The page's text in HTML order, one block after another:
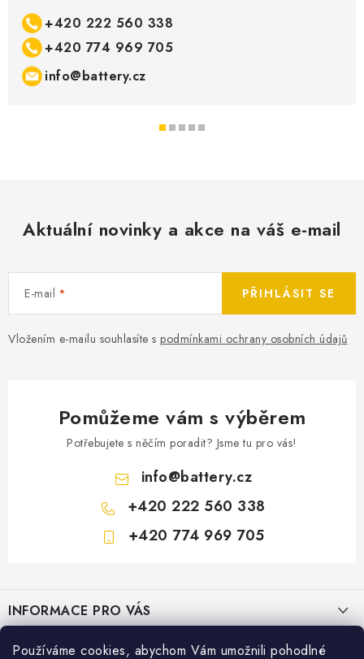
Používáme cookies, abychom Vám umožnili pohodlné
+420 222 560 338
+420 774 969 705
info@battery.cz
Aktuální novinky a akce na váš e-mail
E-mail
Vložením e-mailu souhlasíte s podmínkami ochrany osobních údajů
PŘIHLÁSIT SE
Pomůžeme vám s výběrem
Potřebujete s něčím poradit? Jsme tu pro vás!
info@battery.cz
+420 222 560 338
+420 774 969 705
pINFORMACE PRO VÁS
KONTAKTY
PRODEJNY BATTERY.CZ